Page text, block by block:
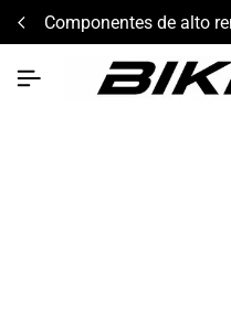
componentes de alto